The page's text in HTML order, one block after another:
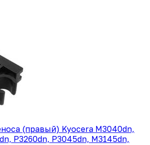
(правый) Kyocera M3040dn,
P3260dn, P3045dn, M3145dn,